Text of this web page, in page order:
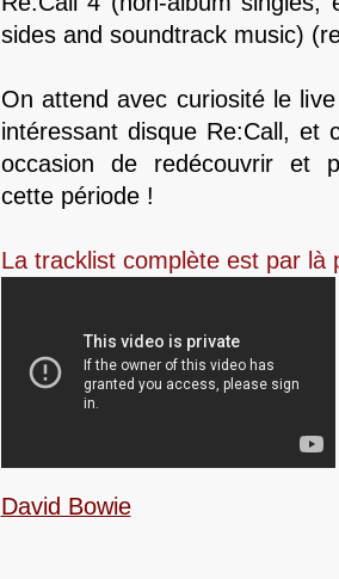
sides and soundtrack music)
On attend avec curiosité le
intéressant disque Re:Call, et
occasion de redécouvrir et
cette période !
La tracklist complète est par là
David Bowie